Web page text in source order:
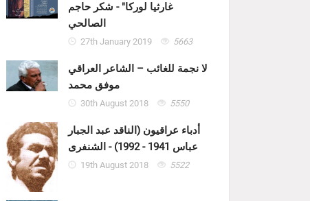
غارثيا لوركا" - شكر حاجم
الصالحي
27th January 2019 5663
لا نجمة للغائب – الشاعر العراقي
موفق محمد
30th August 2018 5550
أدباء عراقيون (الناقد عبد الجبار
عباس 1941 - 1992) - الشنفرى
19th August 2018 5522